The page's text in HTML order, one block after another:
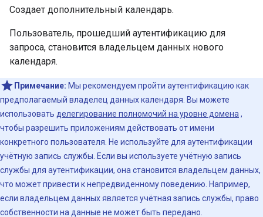
Создает дополнительный календарь.
Пользователь, прошедший аутентификацию для
запроса, становится владельцем данных нового
календаря.
Примечание: Мы рекомендуем пройти аутентификацию как
предполагаемый владелец данных календаря. Вы можете
использовать делегирование полномочий на уровне домена ,
чтобы разрешить приложениям действовать от имени
конкретного пользователя. Не используйте для аутентификации
учётную запись службы. Если вы используете учётную запись
службы для аутентификации, она становится владельцем данных,
что может привести к непредвиденному поведению. Например,
если владельцем данных является учётная запись службы, право
собственности на данные не может быть передано.